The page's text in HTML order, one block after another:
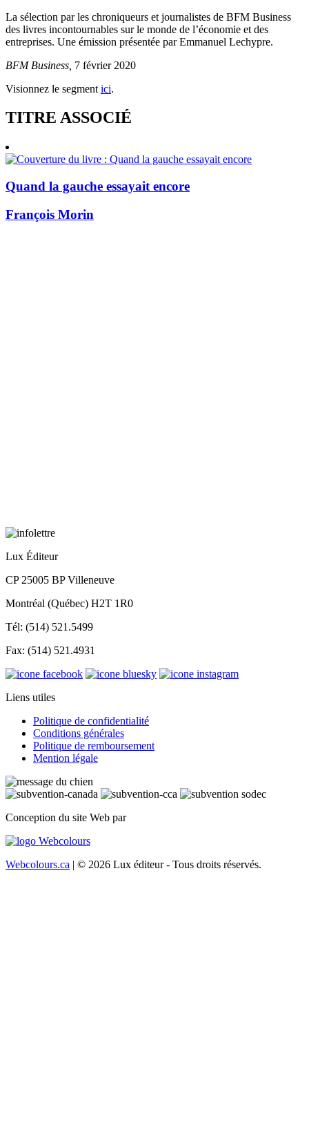
La sélection par les chroniqueurs et journalistes de BFM Business
des livres incontournables sur le monde de l’économie et des
entreprises. Une émission présentée par Emmanuel Lechypre.
BFM Business, 7 février 2020
Visionnez le segment ici.
TITRE ASSOCIÉ
Quand la gauche essayait encore
François Morin
Lux Éditeur
CP 25005 BP Villeneuve
Montréal (Québec) H2T 1R0
Tél: (514) 521.5499
Fax: (514) 521.4931
Liens utiles
Politique de confidentialité
Conditions générales
Politique de remboursement
Mention légale
Conception du site Web par
Webcolours.ca | © 2026 Lux éditeur - Tous droits réservés.